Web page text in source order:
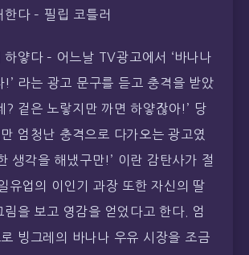
한다 – 필립 코틀러
하얗다 – 어느날 TV광고에서 ‘바나나
!’ 라는 광고 문구를 듣고 충격을 받았
? 겉은 노랗지만 까면 하얗잖아!’ 당
엄청난 충격으로 다가오는 광고였
생각을 해냈구만!’ 이란 감탄사가 절
유업의 이인기 과장 또한 자신의 딸
림을 보고 영감을 얻었다고 한다. 엄
빙그레의 바나나 우유 시장을 조금